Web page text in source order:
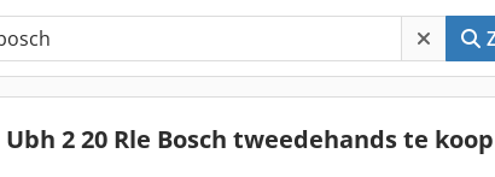
Ubh 2 20 Rle Bosch tweedehands te koop